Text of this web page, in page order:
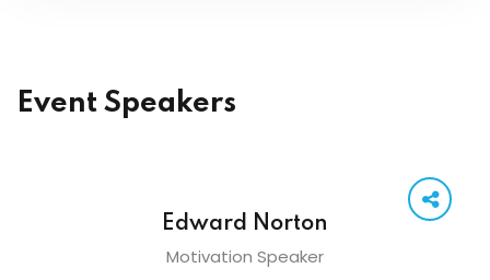
Event Speakers
Edward Norton
Motivation Speaker